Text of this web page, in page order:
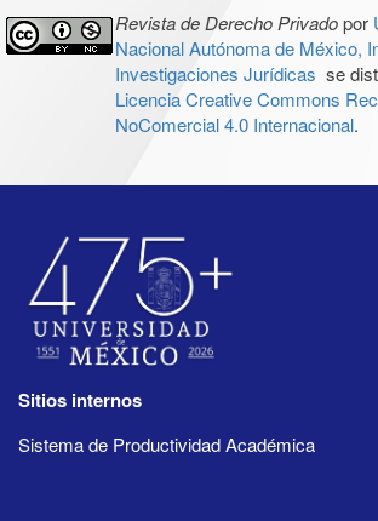
Revista de Derecho Privadopor
Nacional Autónoma de México,
Investigaciones Jurídicas se
Licencia Creative Commons
NoComercial 4.0 Internacional.
Sitios internos
Sistema de Productividad Académica